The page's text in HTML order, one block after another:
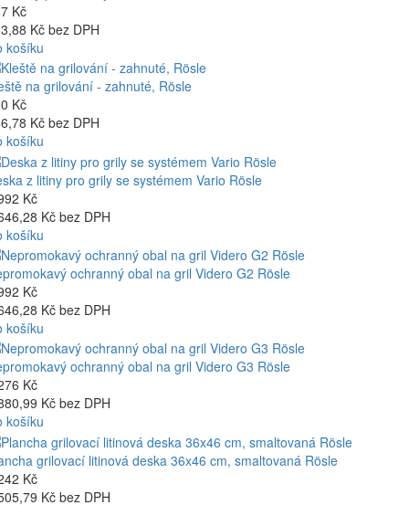
Kč
Kč bez DPH
košíku
na grilování - zahnuté, Rösle
Kč
Kč bez DPH
košíku
z litiny pro grily se systémem Vario Rösle
Kč
Kč bez DPH
košíku
ochranný obal na gril Videro G2 Rösle
Kč
Kč bez DPH
košíku
ochranný obal na gril Videro G3 Rösle
Kč
Kč bez DPH
košíku
grilovací litinová deska 36x46 cm, smaltovaná Rösle
Kč
Kč bez DPH